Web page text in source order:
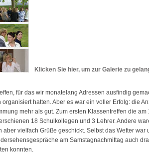
Klicken Sie hier, um zur Galerie zu
für das wir monatelang Adressen ausfindig
hatten. Aber es war ein voller Erfolg: die
mehr als gut. Zum ersten Klassentreffen die am
18 Schulkollegen und 3 Lehrer. Andere
vielfach Grüße geschickt. Selbst das Wetter war
am Samstagnachmittag auch
konnten.